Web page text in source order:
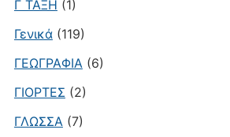
Γ ΤΑΞΗ (1)
Γενικά(119)
ΓΕΩΓΡΑΦΙΑ(6)
ΓΙΟΡΤΕΣ (2)
ΓΛΩΣΣΑ(7)